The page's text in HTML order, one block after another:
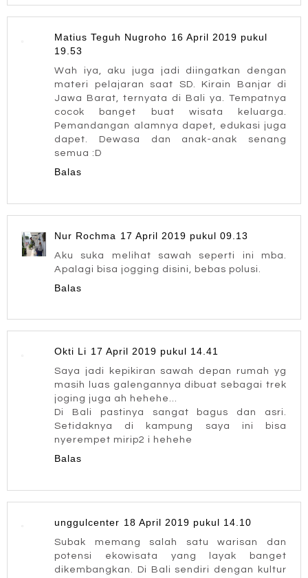
Matius Teguh Nugroho 16 April 2019 pukul
19.53
Wah iya, aku juga jadi diingatkan dengan
materi pelajaran saat SD. Kirain Banjar di
Jawa Barat, ternyata di Bali ya. Tempatnya
cocok banget buat wisata keluarga.
Pemandangan alamnya dapet, edukasi juga
dapet. Dewasa dan anak-anak senang
semua :D
Balas
Nur Rochma 17 April 2019 pukul 09.13
Aku suka melihat sawah seperti ini mba.
Apalagi bisa jogging disini, bebas polusi.
Balas
Okti Li 17 April 2019 pukul 14.41
Saya jadi kepikiran sawah depan rumah yg
masih luas galengannya dibuat sebagai trek
joging juga ah hehehe...
Di Bali pastinya sangat bagus dan asri.
Setidaknya di kampung saya ini bisa
nyerempet mirip2 i hehehe
Balas
unggulcenter 18 April 2019 pukul 14.10
Subak memang salah satu warisan dan
potensi ekowisata yang layak banget
dikembangkan. Di Bali sendiri dengan kultur